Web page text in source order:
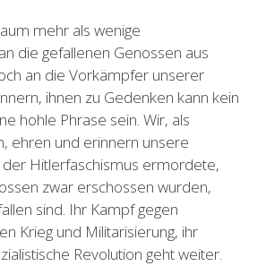
mehr als wenige
die gefallenen Genossen aus
an die Vorkämpfer unserer
ihnen zu Gedenken kann kein
hohle Phrase sein. Wir, als
ehren und erinnern unsere
Hitlerfaschismus ermordete,
zwar erschossen wurden,
sind. Ihr Kampf gegen
Krieg und Militarisierung, ihr
Revolution geht weiter.